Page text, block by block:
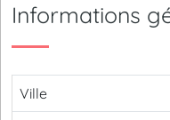
Informations
Ville